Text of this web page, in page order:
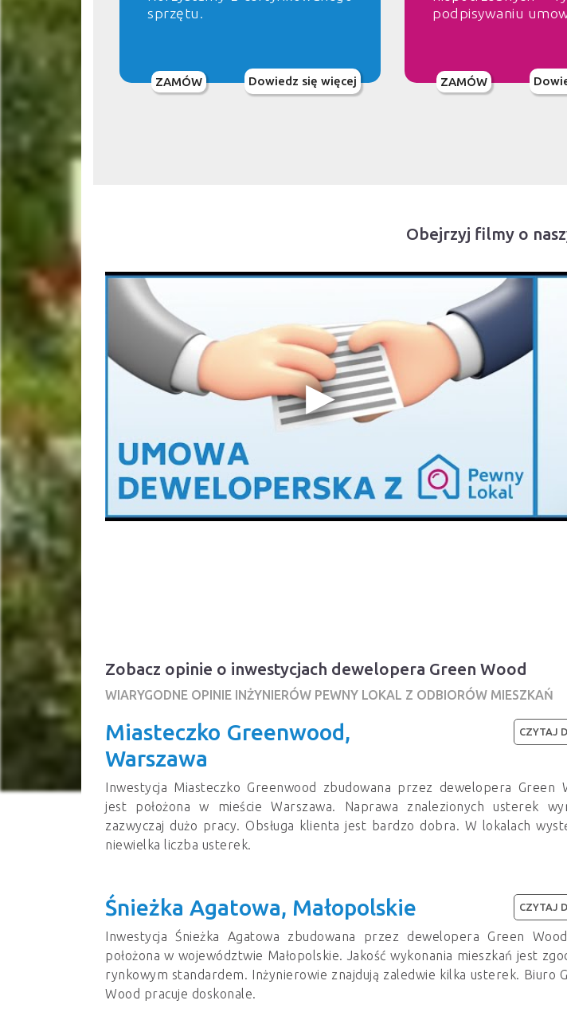
sprzętu.
ZAMÓW Dowiedz się więcej
podpisywaniu
ZAMÓW
Obejrzyj filmy o
Zobacz opinie o inwestycjach dewelopera Green Wood
WIARYGODNE OPINIE INŻYNIERÓW PEWNY LOKAL Z ODBIORÓW MIESZKAŃ
Miasteczko Greenwood,
Warszawa
Inwestycja Miasteczko Greenwood zbudowana przez dewelopera Green
jest położona w mieście Warszawa. Naprawa znalezionych usterek
zazwyczaj dużo pracy. Obsługa klienta jest bardzo dobra. W lokalach
niewielka liczba usterek.
CZYTAJ
Śnieżka Agatowa, Małopolskie
Inwestycja Śnieżka Agatowa zbudowana przez dewelopera Green
położona w województwie Małopolskie. Jakość wykonania mieszkań jest
rynkowym standardem. Inżynierowie znajdują zaledwie kilka usterek. Biuro
Wood pracuje doskonale.
CZYTAJ